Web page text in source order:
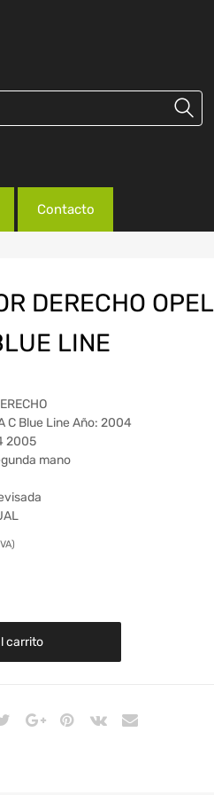
Contacto
DERECHO OPEL
LINE
C Blue Line Año: 2004
2005
mano
carrito